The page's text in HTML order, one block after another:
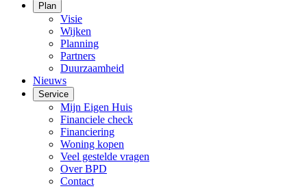
Plan
Visie
Wijken
Planning
Partners
Duurzaamheid
Nieuws
Service
Mijn Eigen Huis
Financiele check
Financiering
Woning kopen
Veel gestelde vragen
Over BPD
Contact